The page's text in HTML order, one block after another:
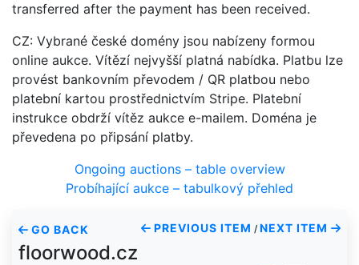
transferred after the payment has been received.
CZ: Vybrané české domény jsou nabízeny formou
online aukce. Vítězí nejvyšší platná nabídka. Platbu lze
provést bankovním převodem / QR platbou nebo
platební kartou prostřednictvím Stripe. Platební
instrukce obdrží vítěz aukce e-mailem. Doména je
převedena po připsání platby.
Ongoing auctions – table overview
Probíhající aukce – tabulkový přehled
GO BACK PREVIOUS ITEM / NEXT ITEM
floorwood.cz